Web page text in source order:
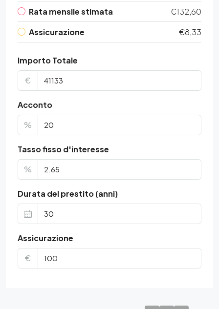
Rata mensile stimata
€132,60
Assicurazione
€8,33
Importo Totale
€
Acconto
%
Tasso fisso d'interesse
%
Durata del prestito (anni)
Assicurazione
€